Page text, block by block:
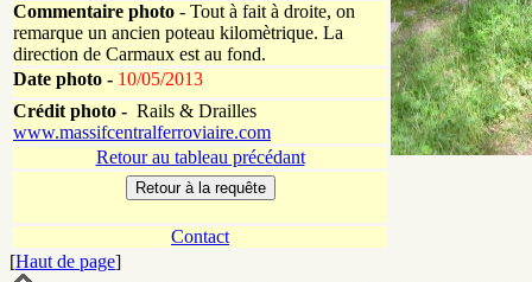
Commentaire photo - Tout à fait à droite, on
remarque un ancien poteau kilomètrique. La
direction de Carmaux est au fond.
Date photo - 10/05/2013
Crédit photo - Rails & Drailles
www.massifcentralferroviaire.com
Retour au tableau précédant
Contact
[Haut de page]